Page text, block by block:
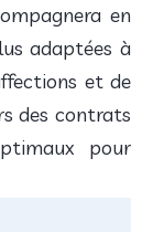
en
adaptées à
et de
des contrats
pour